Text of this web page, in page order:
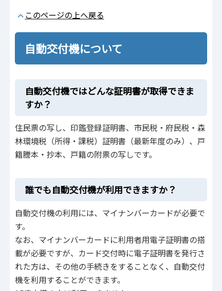
このページの上へ戻る
自動交付機について
自動交付機ではどんな証明書が取得できま
すか？
住民票の写し、印鑑登録証明書、市民税・府民税・森
林環境税（所得・課税）証明書（最新年度のみ）、戸
籍謄本・抄本、戸籍の附票の写しです。
誰でも自動交付機が利用できますか？
自動交付機の利用には、マイナンバーカードが必要で
す。
なお、マイナンバーカードに利用者用電子証明書の搭
載が必要ですが、カード交付時に電子証明書を発行さ
れた方は、その他の手続きをすることなく、自動交付
機を利用することができます。